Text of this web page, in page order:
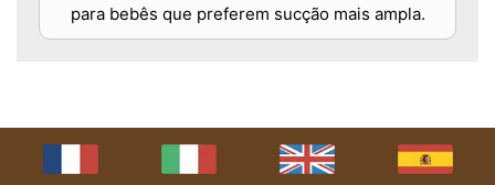
para bebês que preferem sucção mais ampla.